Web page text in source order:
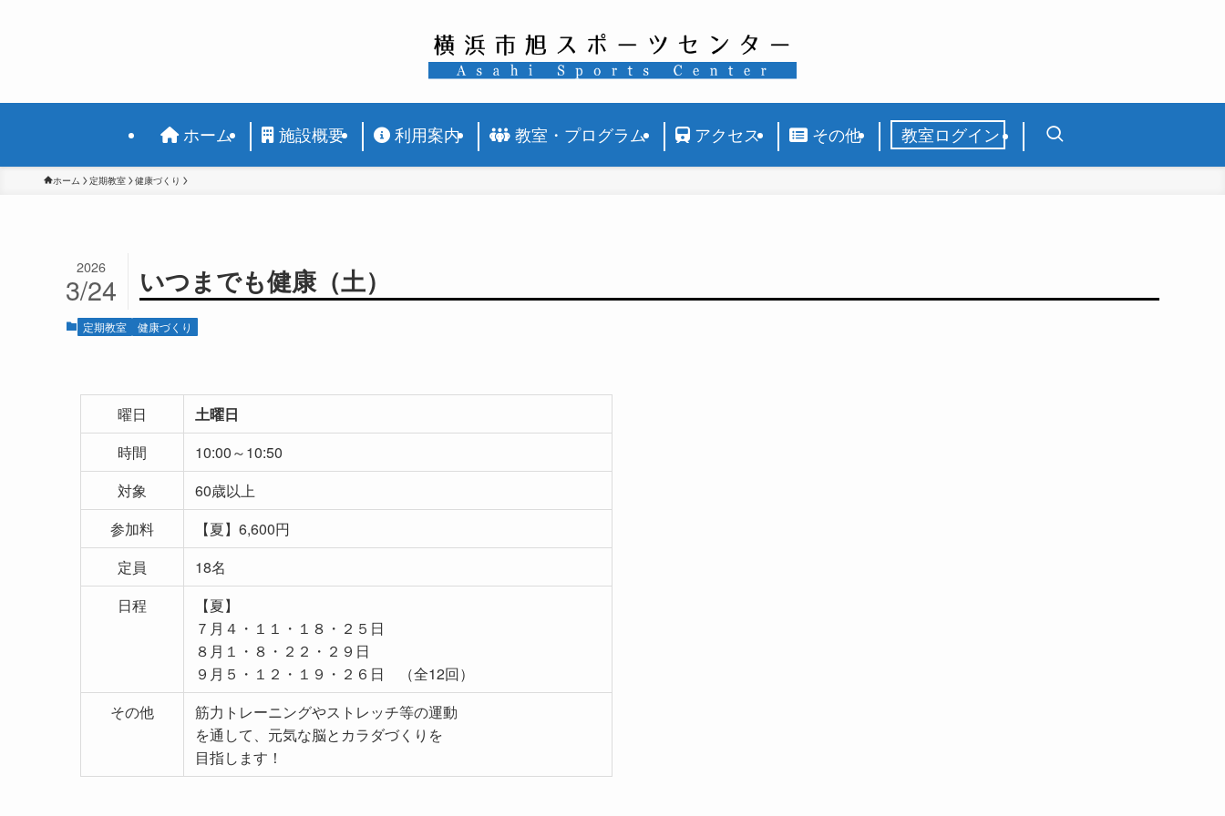
ホーム 施設概要 利用案内 教室・プログラム アクセス その他 教室ログイン
ホーム 定期教室 健康づくり
いつまでも健康（土）
2026
3/24
定期教室 健康づくり
曜日
土曜日
時間
10:00～10:50
対象
60歳以上
参加料
【夏】6,600円
定員
18名
日程
【夏】
７月４・１１・１８・２５日
８月１・８・２２・２９日
９月５・１２・１９・２６日 （全12回）
その他
筋力トレーニングやストレッチ等の運動
を通して、元気な脳とカラダづくりを
目指します！